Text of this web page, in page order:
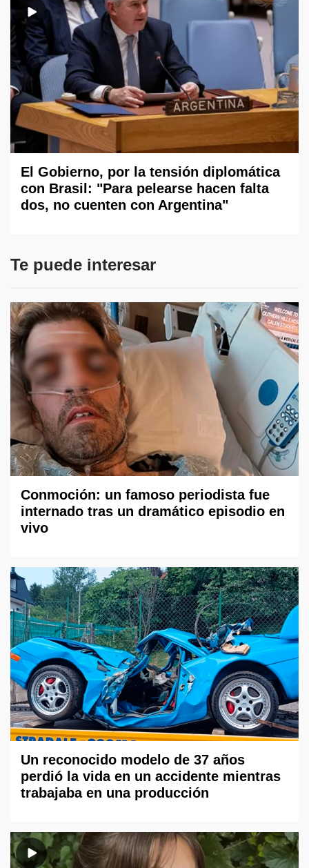
El Gobierno, por la tensión diplomática
con Brasil: "Para pelearse hacen falta
dos, no cuenten con Argentina"
Te puede interesar
Conmoción: un famoso periodista fue
internado tras un dramático episodio en
vivo
Un reconocido modelo de 37 años
perdió la vida en un accidente mientras
trabajaba en una producción